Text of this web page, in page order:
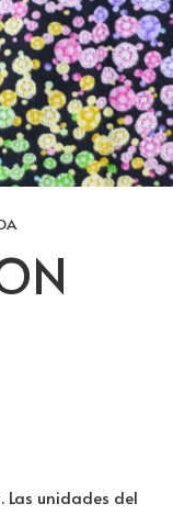
unidades del